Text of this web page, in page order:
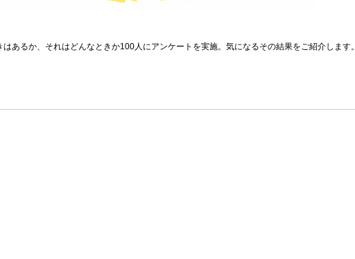
はあるか、それはどんなときか100人にアンケートを実施。気になるその結果をご紹介します。